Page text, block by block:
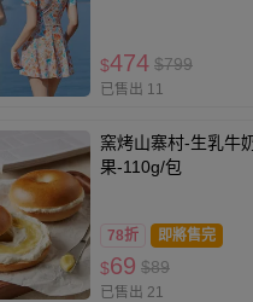
$474 $799
已售出 11
窯烤山寨村-生乳牛
果-110g/包
78折 即將售完
$69 $89
已售出 21